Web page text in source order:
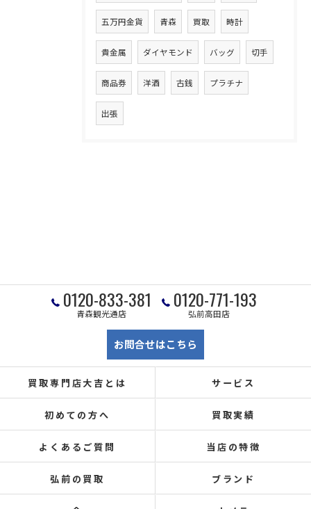
五万円金貨 青森 買取 時計
貴金属 ダイヤモンド バッグ 切手
商品券 洋酒 古銭 プラチナ
出張
0120-833-381
青森観光通店
0120-771-193
弘前高田店
お問合せはこちら
買取専門店大吉とは サービス
初めての方へ 買取実績
よくあるご質問 当店の特徴
弘前の買取 ブランド